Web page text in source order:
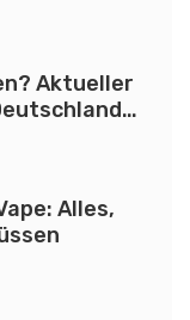
Aktueller
Alles,